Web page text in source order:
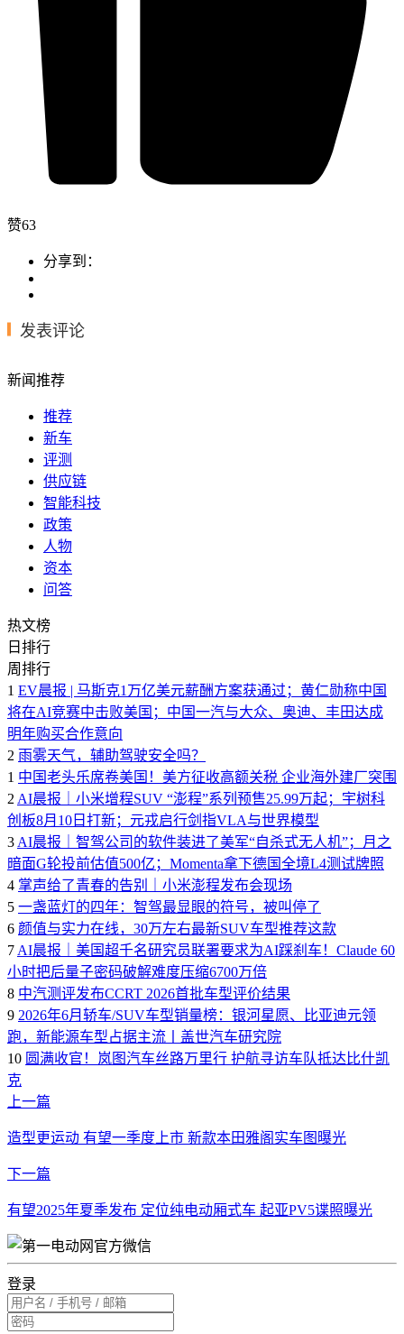
赞63
分享到：
发表评论
新闻推荐
推荐
新车
评测
供应链
智能科技
政策
人物
资本
问答
热文榜
日排行
周排行
1 EV晨报 | 马斯克1万亿美元薪酬方案获通过；黄仁勋称中国
将在AI竞赛中击败美国；中国一汽与大众、奥迪、丰田达成
明年购买合作意向
2 雨雾天气，辅助驾驶安全吗？
1 中国老头乐席卷美国！美方征收高额关税 企业海外建厂突围
2 AI晨报｜小米增程SUV “澎程”系列预售25.99万起；宇树科
创板8月10日打新；元戎启行剑指VLA与世界模型
3 AI晨报｜智驾公司的软件装进了美军“自杀式无人机”；月之
暗面G轮投前估值500亿；Momenta拿下德国全境L4测试牌照
4 掌声给了青春的告别｜小米澎程发布会现场
5 一盏蓝灯的四年：智驾最显眼的符号，被叫停了
6 颜值与实力在线，30万左右最新SUV车型推荐这款
7 AI晨报｜美国超千名研究员联署要求为AI踩刹车！Claude 60
小时把后量子密码破解难度压缩6700万倍
8 中汽测评发布CCRT 2026首批车型评价结果
9 2026年6月轿车/SUV车型销量榜：银河星愿、比亚迪元领
跑，新能源车型占据主流丨盖世汽车研究院
10 圆满收官！岚图汽车丝路万里行 护航寻访车队抵达比什凯
克
上一篇
造型更运动 有望一季度上市 新款本田雅阁实车图曝光
下一篇
有望2025年夏季发布 定位纯电动厢式车 起亚PV5谍照曝光
登录